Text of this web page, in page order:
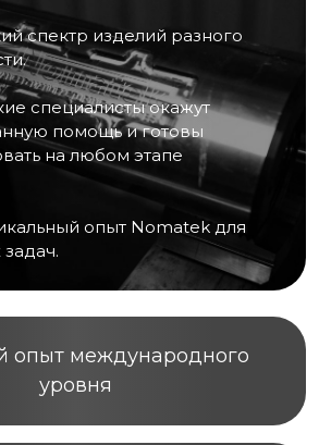
спектр изделий разного
специалисты окажут
помощь и готовы
на любом этапе
опыт Nomatek для
опыт международного
уровня